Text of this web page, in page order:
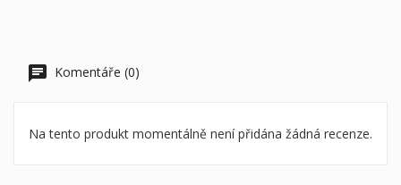
Komentáře (0)
Na tento produkt momentálně není přidána žádná recenze.